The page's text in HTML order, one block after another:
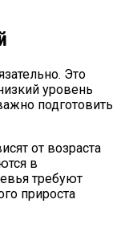
Это
уровень
подготовить
от возраста
в
требуют
прироста